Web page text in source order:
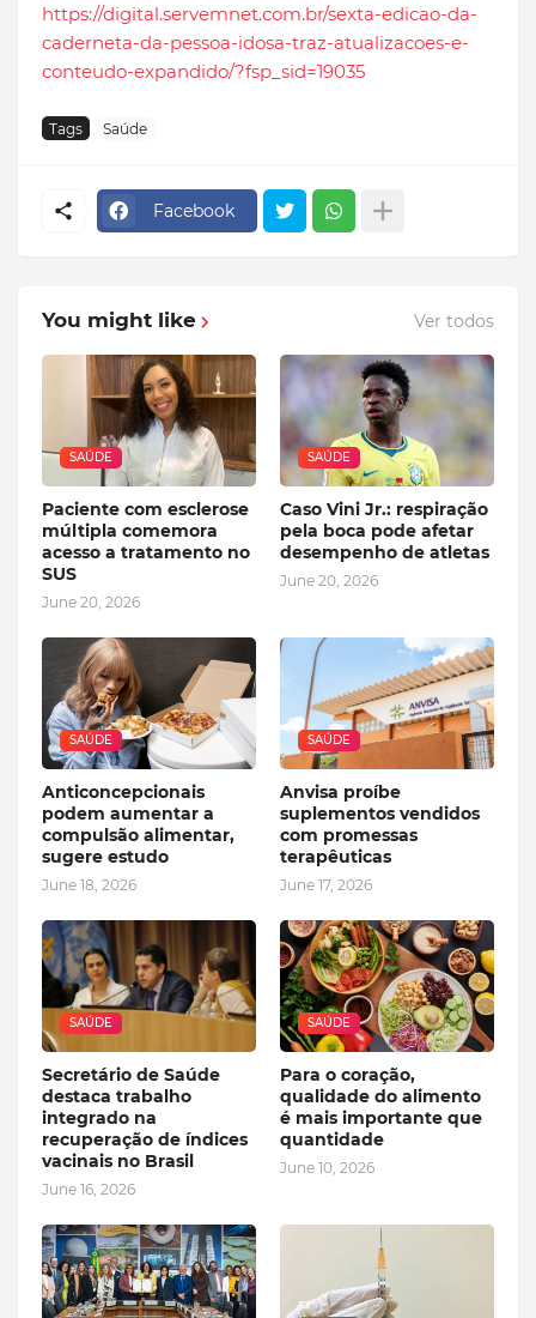
https://digital.servemnet.com.br/sexta-edicao-da-
caderneta-da-pessoa-idosa-traz-atualizacoes-e-
conteudo-expandido/?fsp_sid=19035
Tags Saúde
Facebook
You might like Ver todos
SAÚDE
Paciente com esclerose
múltipla comemora
acesso a tratamento no
SUS
June 20, 2026
SAÚDE
Caso Vini Jr.: respiração
pela boca pode afetar
desempenho de atletas
June 20, 2026
SAÚDE
Anticoncepcionais
podem aumentar a
compulsão alimentar,
sugere estudo
June 18, 2026
SAÚDE
Anvisa proíbe
suplementos vendidos
com promessas
terapêuticas
June 17, 2026
SAÚDE
Secretário de Saúde
destaca trabalho
integrado na
recuperação de índices
vacinais no Brasil
June 16, 2026
SAÚDE
Para o coração,
qualidade do alimento
é mais importante que
quantidade
June 10, 2026